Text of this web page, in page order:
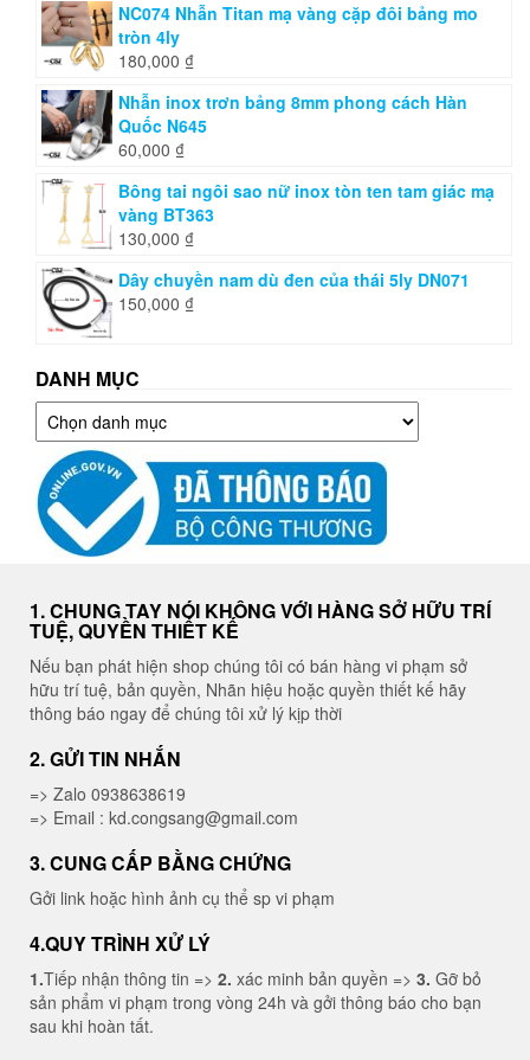
NC074 Nhẫn Titan mạ vàng cặp đôi bảng mo
tròn 4ly
180,000 ₫
Nhẫn inox trơn bảng 8mm phong cách Hàn
Quốc N645
60,000 ₫
Bông tai ngôi sao nữ inox tòn ten tam giác mạ
vàng BT363
130,000 ₫
Dây chuyền nam dù đen của thái 5ly DN071
150,000 ₫
DANH MỤC
Danh
mục
1. CHUNG TAY NÓI KHÔNG VỚI HÀNG SỞ HỮU TRÍ
TUỆ, QUYỀN THIẾT KẾ
Nếu bạn phát hiện shop chúng tôi có bán hàng vi phạm sở
hữu trí tuệ, bản quyền, Nhãn hiệu hoặc quyền thiết kế hãy
thông báo ngay để chúng tôi xử lý kịp thời
2. GỬI TIN NHẮN
=> Zalo 0938638619
=> Email : kd.congsang@gmail.com
3. CUNG CẤP BẰNG CHỨNG
Gởi link hoặc hình ảnh cụ thể sp vi phạm
4.QUY TRÌNH XỬ LÝ
1.Tiếp nhận thông tin => 2. xác minh bản quyền => 3. Gỡ bỏ
sản phẩm vi phạm trong vòng 24h và gởi thông báo cho bạn
sau khi hoàn tất.